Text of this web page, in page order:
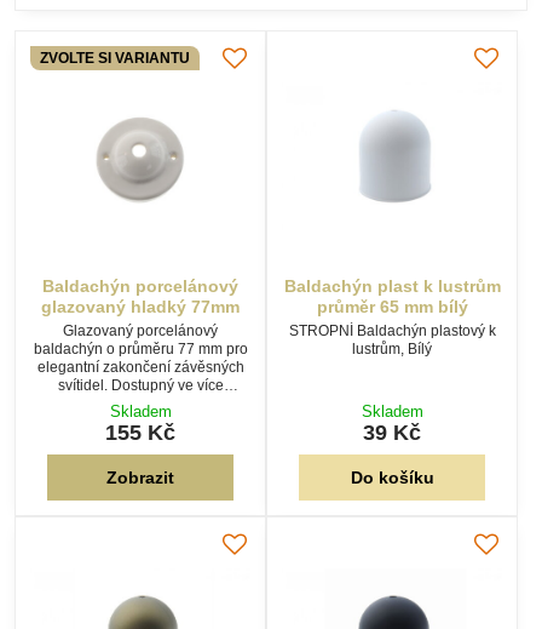
ZVOLTE SI VARIANTU
Baldachýn porcelánový
glazovaný hladký 77mm
Glazovaný porcelánový
baldachýn o průměru 77 mm pro
elegantní zakončení závěsných
svítidel. Dostupný ve více
barevných variantách, včetně
montážního příslušenství.
Skladem
155 Kč
Zobrazit
Baldachýn plast k lustrům
průměr 65 mm bílý
STROPNÍ Baldachýn plastový k
lustrům, Bílý
Skladem
39 Kč
Do košíku